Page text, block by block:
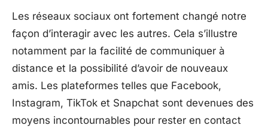
Les réseaux sociaux ont fortement changé notre
façon d’interagir avec les autres. Cela s’illustre
notamment par la facilité de communiquer à
distance et la possibilité d’avoir de nouveaux
amis. Les plateformes telles que Facebook,
Instagram, TikTok et Snapchat sont devenues des
moyens incontournables pour rester en contact